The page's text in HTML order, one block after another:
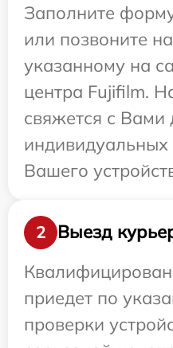
Заполните
или позвоните
указанному на
центра Fujifilm.
свяжется с Вами
Вашего
2
Выезд
приедет по
проверки